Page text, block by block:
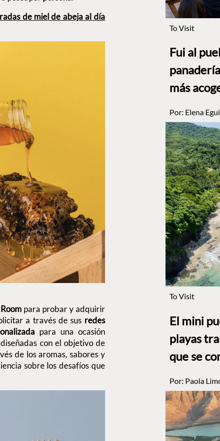
de miel de abeja al día
para probar y adquirir
a través de sus redes
para una ocasión
con el objetivo de
de los aromas, sabores y
sobre los desafíos que
To Visit
Fui al
más
Por: Elena
To Visit
El mini
playas
que se
Por: Paola